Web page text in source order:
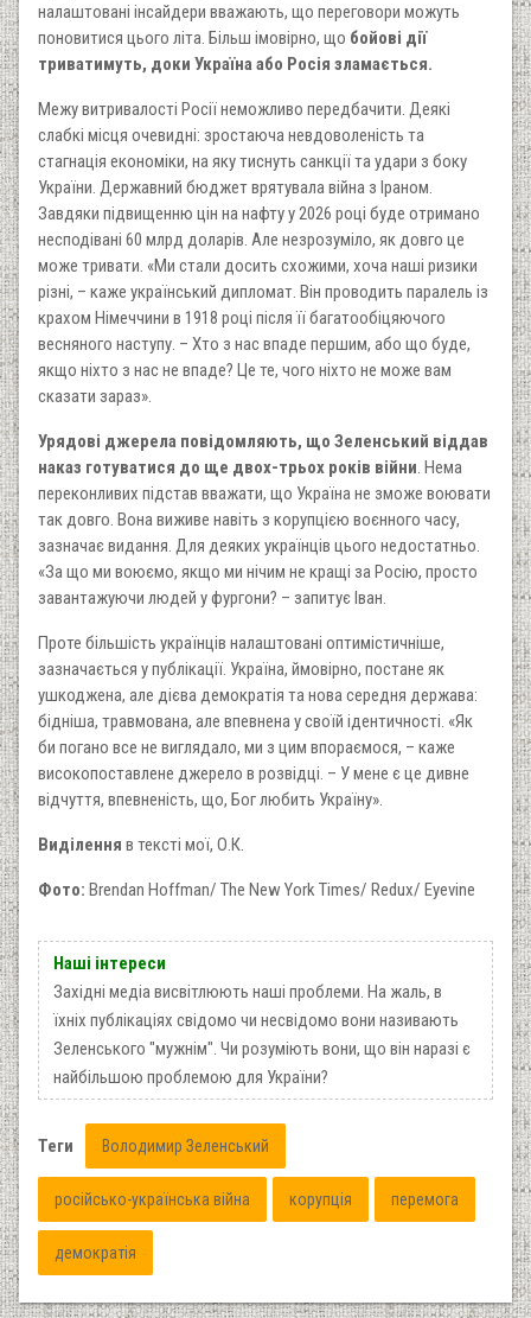
налаштовані інсайдери вважають, що переговори можуть
поновитися цього літа. Більш імовірно, що бойові дії
триватимуть, доки Україна або Росія зламається.
Межу витривалості Росії неможливо передбачити. Деякі
слабкі місця очевидні: зростаюча невдоволеність та
стагнація економіки, на яку тиснуть санкції та удари з боку
України. Державний бюджет врятувала війна з Іраном.
Завдяки підвищенню цін на нафту у 2026 році буде отримано
несподівані 60 млрд доларів. Але незрозуміло, як довго це
може тривати. «Ми стали досить схожими, хоча наші ризики
різні, – каже український дипломат. Він проводить паралель із
крахом Німеччини в 1918 році після її багатообіцяючого
весняного наступу. – Хто з нас впаде першим, або що буде,
якщо ніхто з нас не впаде? Це те, чого ніхто не може вам
сказати зараз».
Урядові джерела повідомляють, що Зеленський віддав
наказ готуватися до ще двох-трьох років війни. Нема
переконливих підстав вважати, що Україна не зможе воювати
так довго. Вона виживе навіть з корупцією воєнного часу,
зазначає видання. Для деяких українців цього недостатньо.
«За що ми воюємо, якщо ми нічим не кращі за Росію, просто
завантажуючи людей у фургони? – запитує Іван.
Проте більшість українців налаштовані оптимістичніше,
зазначається у публікації. Україна, ймовірно, постане як
ушкоджена, але дієва демократія та нова середня держава:
бідніша, травмована, але впевнена у своїй ідентичності. «Як
би погано все не виглядало, ми з цим впораємося, – каже
високопоставлене джерело в розвідці. – У мене є це дивне
відчуття, впевненість, що, Бог любить Україну».
Виділення в тексті мої, О.К.
Фото: Brendan Hoffman/ The New York Times/ Redux/ Eyevine
Наші інтереси
Західні медіа висвітлюють наші проблеми. На жаль, в
їхніх публікаціях свідомо чи несвідомо вони називають
Зеленського "мужнім". Чи розуміють вони, що він наразі є
найбільшою проблемою для України?
Теги Володимир Зеленський
російсько-українська війна корупція перемога
демократія